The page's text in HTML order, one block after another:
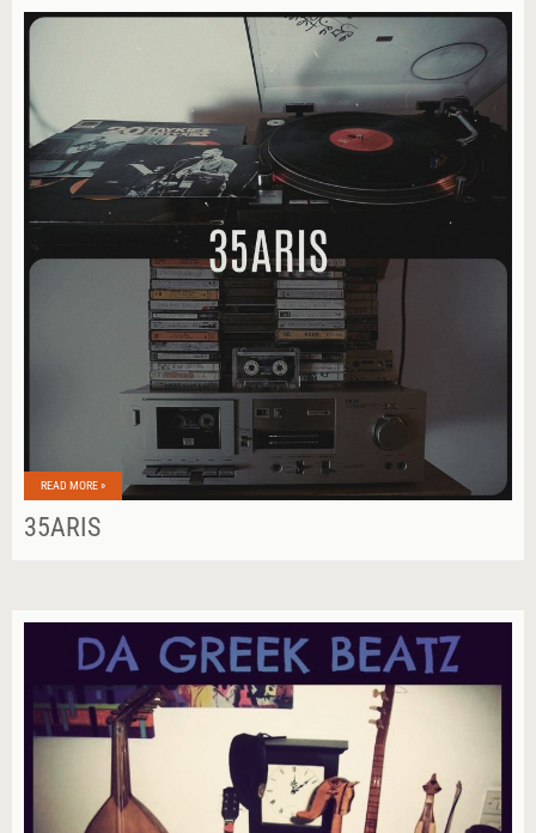
READ MORE »
35ARIS